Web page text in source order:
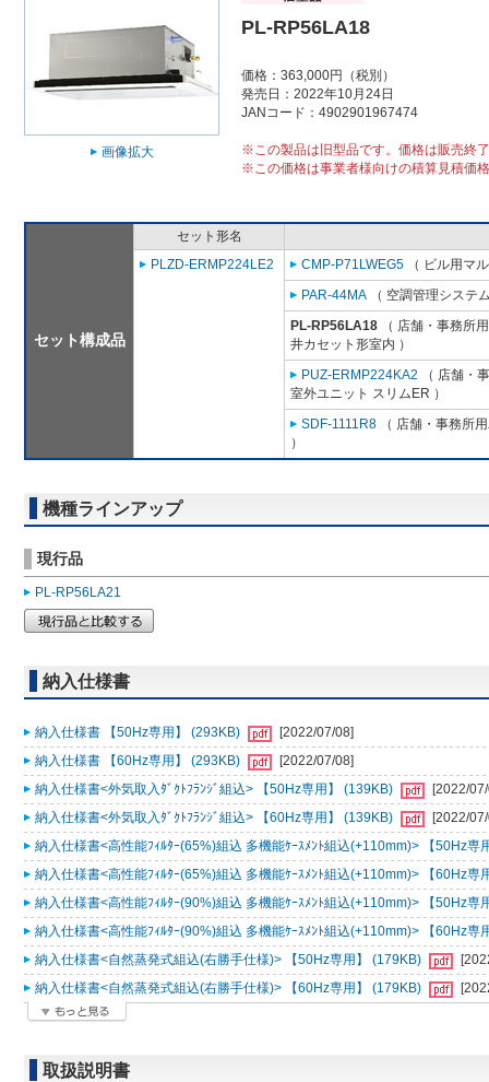
画像拡大
PL-RP56LA18
価格：363,000円（税別）
発売日：2022年10月24日
JANコード：4902901967474
※この製品は旧型品です。価格は販売終
※この価格は事業者様向けの積算見積価
セット構成品
セット形名
PLZD-ERMP224LE2
CMP-P71LWEG5 （ ビル用マ
PAR-44MA （ 空調管理システ
PL-RP56LA18 （ 店舗・事務所
井カセット形室内 ）
PUZ-ERMP224KA2 （ 店舗・
室外ユニット スリムER ）
SDF-1111R8 （ 店舗・事務所
）
機種ラインアップ
現行品
PL-RP56LA21
納入仕様書
納入仕様書 【50Hz専用】 (293KB)
[2022/07/08]
納入仕様書 【60Hz専用】 (293KB)
[2022/07/08]
納入仕様書<外気取入ﾀﾞｸﾄﾌﾗﾝｼﾞ組込> 【50Hz専用】 (139KB)
[2022/
納入仕様書<外気取入ﾀﾞｸﾄﾌﾗﾝｼﾞ組込> 【60Hz専用】 (139KB)
[2022/
納入仕様書<高性能ﾌｨﾙﾀｰ(65%)組込 多機能ｹｰｽﾒﾝﾄ組込(+110mm)> 【50Hz専
納入仕様書<高性能ﾌｨﾙﾀｰ(65%)組込 多機能ｹｰｽﾒﾝﾄ組込(+110mm)> 【60Hz専
納入仕様書<高性能ﾌｨﾙﾀｰ(90%)組込 多機能ｹｰｽﾒﾝﾄ組込(+110mm)> 【50Hz専
納入仕様書<高性能ﾌｨﾙﾀｰ(90%)組込 多機能ｹｰｽﾒﾝﾄ組込(+110mm)> 【60Hz専
納入仕様書<自然蒸発式組込(右勝手仕様)> 【50Hz専用】 (179KB)
納入仕様書<自然蒸発式組込(右勝手仕様)> 【60Hz専用】 (179KB)
取扱説明書